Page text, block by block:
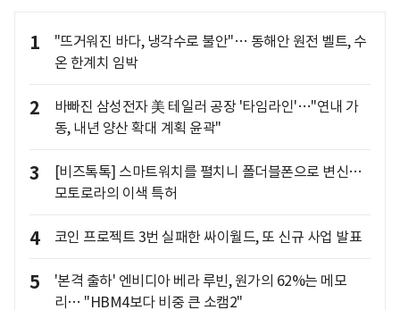
1
"뜨거워진 바다, 냉각수로 불안"… 동해안 원전 벨트, 수
온 한계치 임박
2
바빠진 삼성전자 美 테일러 공장 '타임라인'…"연내 가
동, 내년 양산 확대 계획 윤곽"
3
[비즈톡톡] 스마트워치를 펼치니 폴더블폰으로 변신…
모토로라의 이색 특허
4 코인 프로젝트 3번 실패한 싸이월드, 또 신규 사업 발표
5
'본격 출하' 엔비디아 베라 루빈, 원가의 62%는 메모
리… "HBM4보다 비중 큰 소캠2"